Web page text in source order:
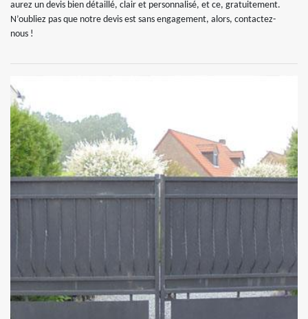
aurez un devis bien détaillé, clair et personnalisé, et ce, gratuitement.
N’oubliez pas que notre devis est sans engagement, alors, contactez-
nous !